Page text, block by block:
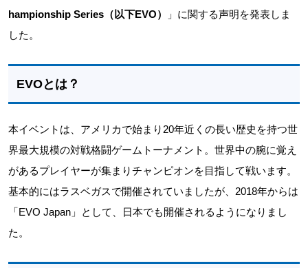
hampionship Series（以下EVO）
」に関する声明を発表しま
した。
EVOとは？
本イベントは、アメリカで始まり20年近くの長い歴史を持つ世
界最大規模の対戦格闘ゲームトーナメント。世界中の腕に覚え
があるプレイヤーが集まりチャンピオンを目指して戦います。
基本的にはラスベガスで開催されていましたが、2018年からは
「EVO Japan」として、日本でも開催されるようになりまし
た。